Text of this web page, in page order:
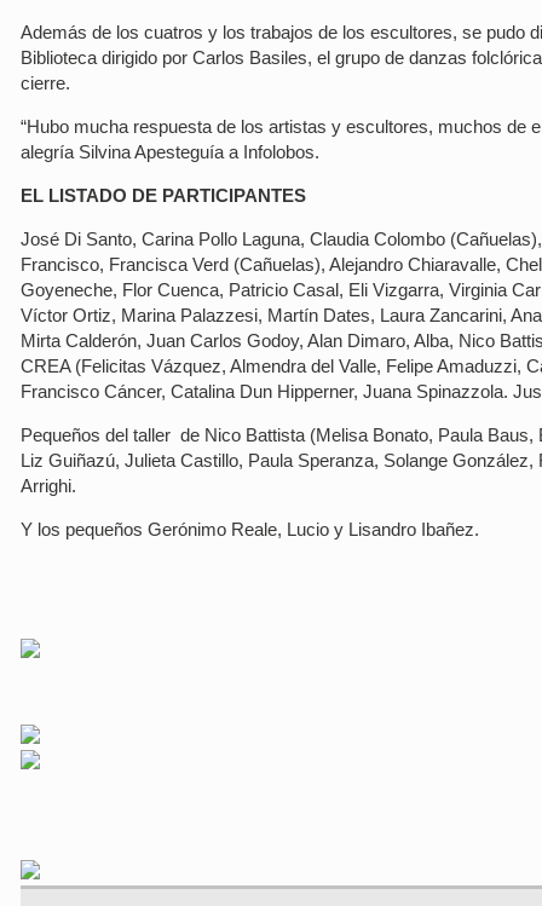
Además de los cuatros y los trabajos de los escultores, se pudo
Biblioteca dirigido por Carlos Basiles, el grupo de danzas
cierre.
“Hubo mucha respuesta de los artistas y escultores, muchos de
alegría Silvina Apesteguía a Infolobos.
EL LISTADO DE PARTICIPANTES
José Di Santo, Carina Pollo Laguna, Claudia Colombo
Francisco, Francisca Verd (Cañuelas), Alejandro Chiaravalle,
Goyeneche, Flor Cuenca, Patricio Casal, Eli Vizgarra, Virginia
Víctor Ortiz, Marina Palazzesi, Martín Dates, Laura Zancarini,
Mirta Calderón, Juan Carlos Godoy, Alan Dimaro, Alba, Nico
CREA (Felicitas Vázquez, Almendra del Valle, Felipe Amaduzzi,
Francisco Cáncer, Catalina Dun Hipperner, Juana Spinazzola.
Pequeños del taller de Nico Battista (Melisa Bonato, Paula
Liz Guiñazú, Julieta Castillo, Paula Speranza, Solange
Arrighi.
Y los pequeños Gerónimo Reale, Lucio y Lisandro Ibañez.